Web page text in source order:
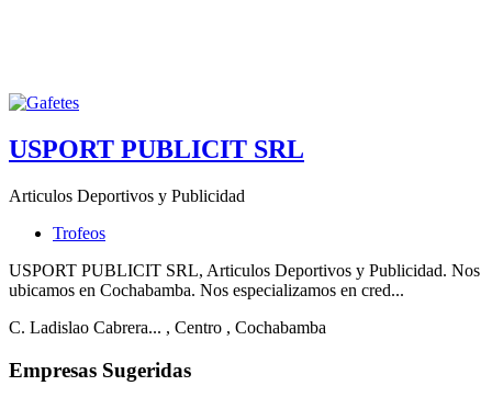
USPORT PUBLICIT SRL
Articulos Deportivos y Publicidad
Trofeos
USPORT PUBLICIT SRL, Articulos Deportivos y Publicidad. Nos
ubicamos en Cochabamba. Nos especializamos en cred...
C. Ladislao Cabrera... , Centro , Cochabamba
Empresas Sugeridas